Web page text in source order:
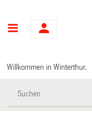
Hauptnavigation
Willkommen in Winterthur.